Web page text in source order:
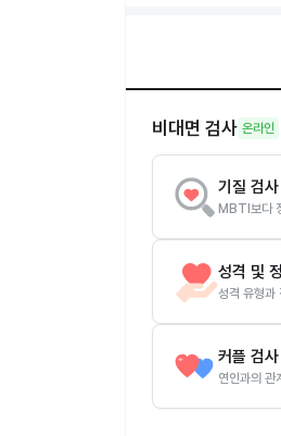
비대면 검사 온라인
기질 검
MBTI보다
성격 및
성격 유형과
커플 검사
연인과의 관